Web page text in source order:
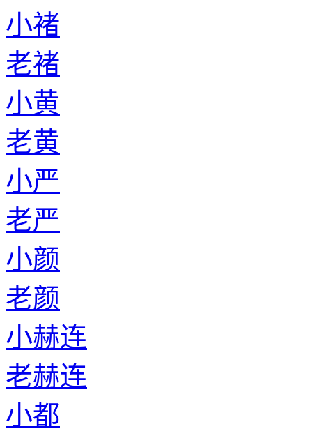
小褚
老褚
小黄
老黄
小严
老严
小颜
老颜
小赫连
老赫连
小都